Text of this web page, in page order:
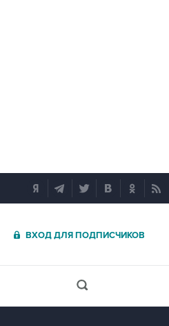
ВХОД ДЛЯ ПОДПИСЧИКОВ